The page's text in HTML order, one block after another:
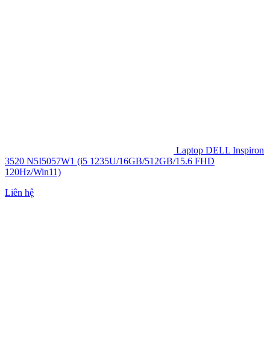
Laptop DELL Inspiron
3520 N5I5057W1 (i5 1235U/16GB/512GB/15.6 FHD
120Hz/Win11)
Liên hệ